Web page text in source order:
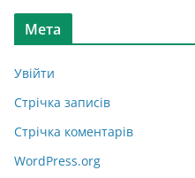
Мета
Увійти
Стрічка записів
Стрічка коментарів
WordPress.org